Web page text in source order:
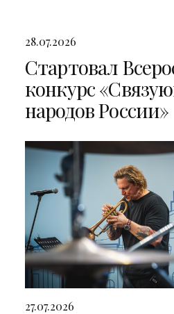
28.07.2026
Стартовал
конкурс
народов России»
27.07.2026